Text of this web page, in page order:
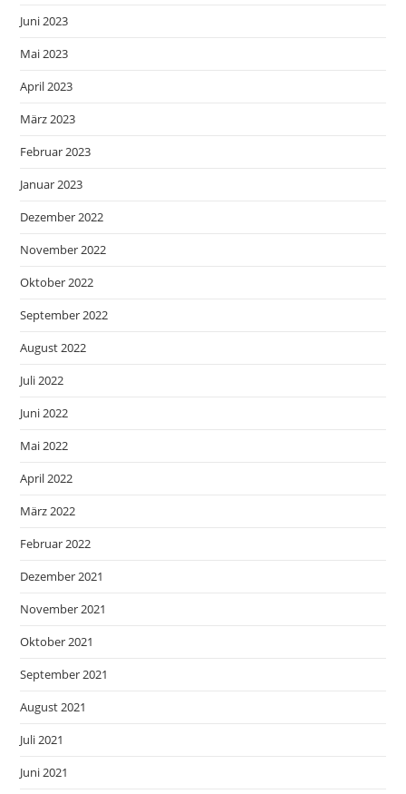
Juni 2023
Mai 2023
April 2023
März 2023
Februar 2023
Januar 2023
Dezember 2022
November 2022
Oktober 2022
September 2022
August 2022
Juli 2022
Juni 2022
Mai 2022
April 2022
März 2022
Februar 2022
Dezember 2021
November 2021
Oktober 2021
September 2021
August 2021
Juli 2021
Juni 2021